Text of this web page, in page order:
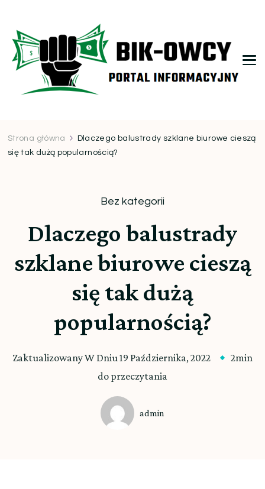
Strona główna
Dlaczego balustrady szklane biurowe cieszą
się tak dużą popularnością?
Bez kategorii
Dlaczego balustrady
szklane biurowe cieszą
się tak dużą
popularnością?
Zaktualizowany W Dniu19 Października, 2022
2min
do przeczytania
admin